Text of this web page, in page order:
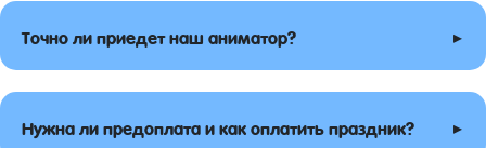
Точно ли приедет наш аниматор? ▸
Нужна ли предоплата и как оплатить праздник? ▸